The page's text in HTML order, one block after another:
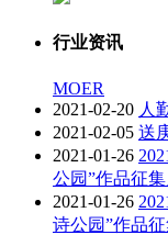
行业资讯
MOER
2021-02-20 人
2021-02-05 送
2021-01-26
公园”作品征
2021-01-26
诗公园”作品